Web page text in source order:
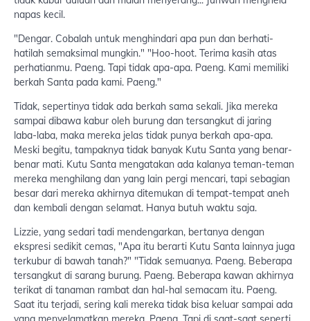
napas kecil.
"Dengar. Cobalah untuk menghindari apa pun dan berhati-
hatilah semaksimal mungkin." "Hoo-hoot. Terima kasih atas
perhatianmu. Paeng. Tapi tidak apa-apa. Paeng. Kami memiliki
berkah Santa pada kami. Paeng."
Tidak, sepertinya tidak ada berkah sama sekali. Jika mereka
sampai dibawa kabur oleh burung dan tersangkut di jaring
laba-laba, maka mereka jelas tidak punya berkah apa-apa.
Meski begitu, tampaknya tidak banyak Kutu Santa yang benar-
benar mati. Kutu Santa mengatakan ada kalanya teman-teman
mereka menghilang dan yang lain pergi mencari, tapi sebagian
besar dari mereka akhirnya ditemukan di tempat-tempat aneh
dan kembali dengan selamat. Hanya butuh waktu saja.
Lizzie, yang sedari tadi mendengarkan, bertanya dengan
ekspresi sedikit cemas, "Apa itu berarti Kutu Santa lainnya juga
terkubur di bawah tanah?" "Tidak semuanya. Paeng. Beberapa
tersangkut di sarang burung. Paeng. Beberapa kawan akhirnya
terikat di tanaman rambat dan hal-hal semacam itu. Paeng.
Saat itu terjadi, sering kali mereka tidak bisa keluar sampai ada